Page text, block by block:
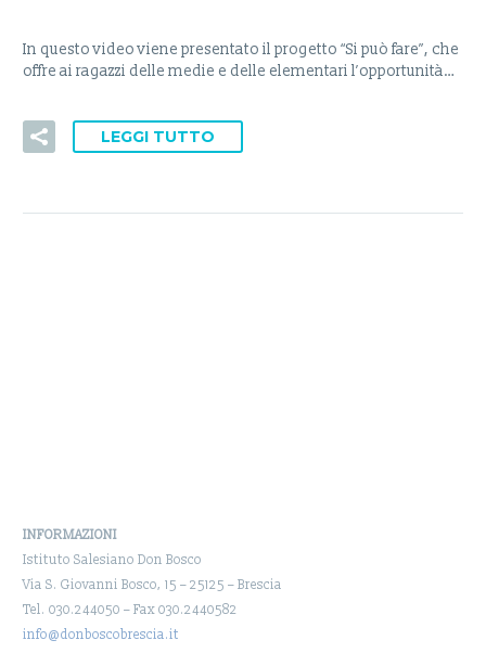
In questo video viene presentato il progetto “Si può fare”, che
offre ai ragazzi delle medie e delle elementari l’opportunità…
LEGGI TUTTO
INFORMAZIONI
Istituto Salesiano Don Bosco
Via S. Giovanni Bosco, 15 – 25125 – Brescia
Tel. 030.244050 – Fax 030.2440582
info@donboscobrescia.it